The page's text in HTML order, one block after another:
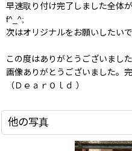
早速取り付け完了しました全体
f^_^;
次はオリジナルをお願いした
この度はありがとうございまし
画像ありがとうございました。
（ＤｅａｒＯｌｄ ）
他の写真